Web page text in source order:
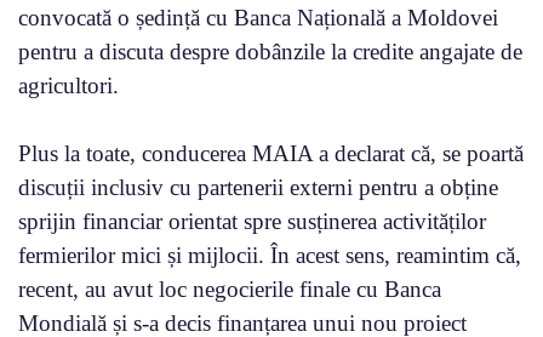
convocată o ședință cu Banca Națională a Moldovei
pentru a discuta despre dobânzile la credite angajate de
agricultori.
Plus la toate, conducerea MAIA a declarat că, se poartă
discuții inclusiv cu partenerii externi pentru a obține
sprijin financiar orientat spre susținerea activităților
fermierilor mici și mijlocii. În acest sens, reamintim că,
recent, au avut loc negocierile finale cu Banca
Mondială și s-a decis finanțarea unui nou proiect